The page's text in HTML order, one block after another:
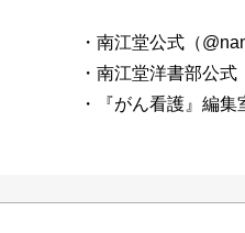
・南江堂公式（
・南江堂洋書部公式
・『がん看護』編集